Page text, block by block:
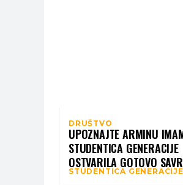
DRUŠTVO
UPOZNAJTE ARMINU
STUDENTICA GENERACIJE
OSTVARILA GOTOVO
PROSJEK 9,98
STUDENTICA GENERACIJE